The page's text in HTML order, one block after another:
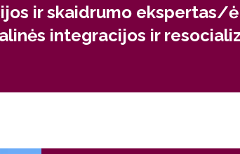
ir skaidrumo ekspertas/ė
integracijos ir